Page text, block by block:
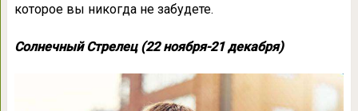
которое вы никогда не забудете.
Солнечный Стрелец (22 ноября-21 декабря)